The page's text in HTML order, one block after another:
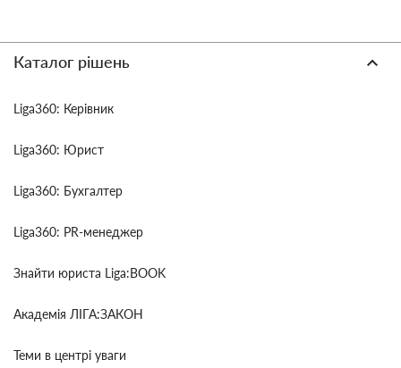
Каталог рішень
Liga360: Керівник
Liga360: Юрист
Liga360: Бухгалтер
Liga360: PR-менеджер
Знайти юриста Liga:BOOK
Академія ЛІГА:ЗАКОН
Теми в центрі уваги